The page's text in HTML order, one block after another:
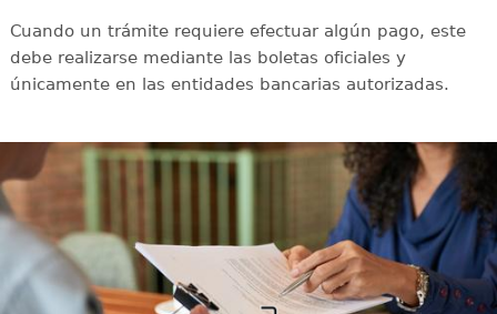
Cuando un trámite requiere efectuar algún pago, este
debe realizarse mediante las boletas oficiales y
únicamente en las entidades bancarias autorizadas.